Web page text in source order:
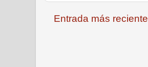
Entrada más reciente